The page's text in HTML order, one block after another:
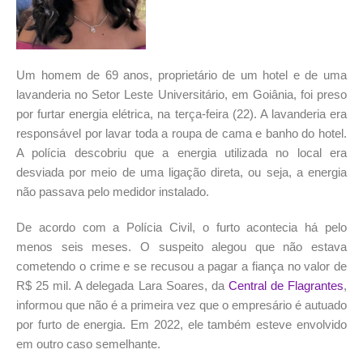
Um homem de 69 anos, proprietário de um hotel e de uma
lavanderia no Setor Leste Universitário, em Goiânia, foi preso
por furtar energia elétrica, na terça-feira (22). A lavanderia era
responsável por lavar toda a roupa de cama e banho do hotel.
A polícia descobriu que a energia utilizada no local era
desviada por meio de uma ligação direta, ou seja, a energia
não passava pelo medidor instalado.
De acordo com a Polícia Civil, o furto acontecia há pelo
menos seis meses. O suspeito alegou que não estava
cometendo o crime e se recusou a pagar a fiança no valor de
R$ 25 mil. A delegada Lara Soares, da Central de Flagrantes,
informou que não é a primeira vez que o empresário é autuado
por furto de energia. Em 2022, ele também esteve envolvido
em outro caso semelhante.